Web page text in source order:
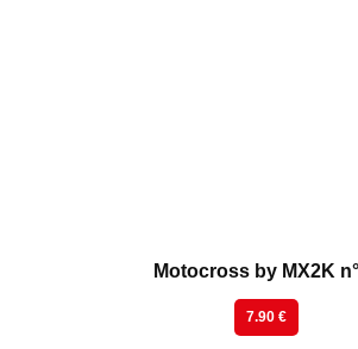
Motocross by MX2K
7.90 €